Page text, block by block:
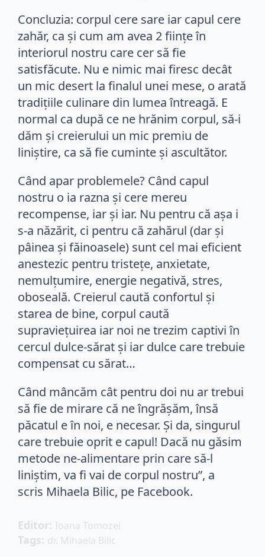
Concluzia: corpul cere sare iar capul cere
zahăr, ca și cum am avea 2 ființe în
interiorul nostru care cer să fie
satisfăcute. Nu e nimic mai firesc decât
un mic desert la finalul unei mese, o arată
tradițiile culinare din lumea întreagă. E
normal ca după ce ne hrănim corpul, să-i
dăm și creierului un mic premiu de
liniștire, ca să fie cuminte și ascultător.
Când apar problemele? Când capul
nostru o ia razna și cere mereu
recompense, iar și iar. Nu pentru că așa i
s-a năzărit, ci pentru că zahărul (dar și
pâinea și făinoasele) sunt cel mai eficient
anestezic pentru tristețe, anxietate,
nemulțumire, energie negativă, stres,
oboseală. Creierul caută confortul și
starea de bine, corpul caută
supraviețuirea iar noi ne trezim captivi în
cercul dulce-sărat și iar dulce care trebuie
compensat cu sărat…
Când mâncăm cât pentru doi nu ar trebui
să fie de mirare că ne îngrășăm, însă
păcatul e în noi, e necesar. Și da, singurul
care trebuie oprit e capul! Dacă nu găsim
metode ne-alimentare prin care să-l
liniștim, va fi vai de corpul nostru”, a
scris Mihaela Bilic, pe Facebook.
Editor: Ioana Tomozei
Tags: dr. Mihaela Bilic